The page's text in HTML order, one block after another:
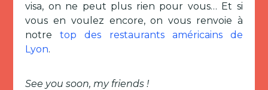
visa, on ne peut plus rien pour vous… Et si
vous en voulez encore, on vous renvoie à
notretop des restaurants américains de
Lyon.
See you soon, my friends !